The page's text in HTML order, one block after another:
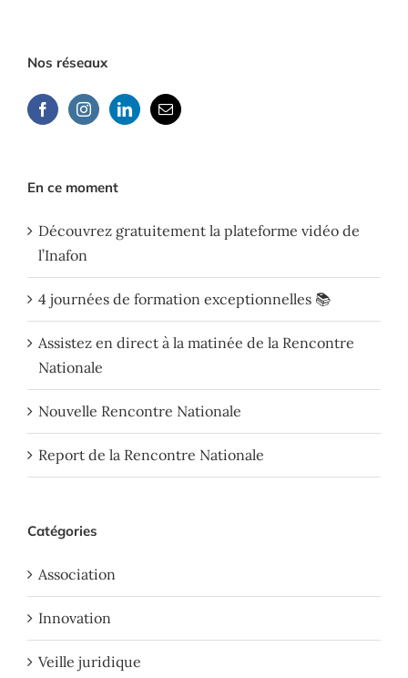
Nos réseaux
En ce moment
Découvrez gratuitement la plateforme vidéo de
l’Inafon
4 journées de formation exceptionnelles 📚
Assistez en direct à la matinée de la Rencontre
Nationale
Nouvelle Rencontre Nationale
Report de la Rencontre Nationale
Catégories
Association
Innovation
Veille juridique